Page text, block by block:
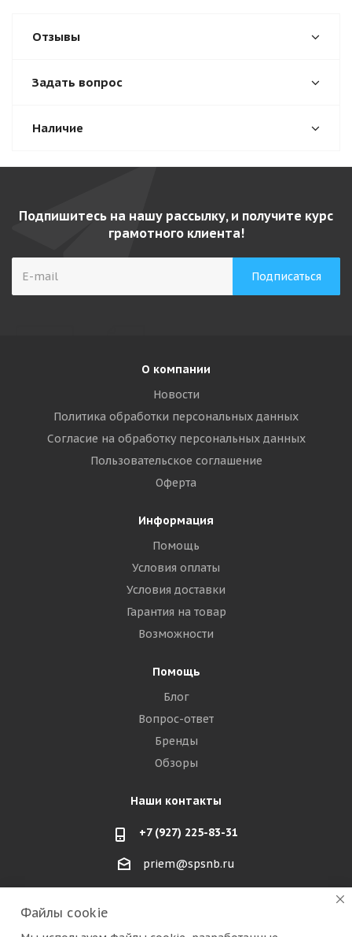
Отзывы
Задать вопрос
Наличие
Подпишитесь на нашу рассылку, и получите курс
грамотного клиента!
О компании
Новости
Политика обработки персональных данных
Согласие на обработку персональных данных
Пользовательское соглашение
Оферта
Информация
Помощь
Условия оплаты
Условия доставки
Гарантия на товар
Возможности
Помощь
Блог
Вопрос-ответ
Бренды
Обзоры
Наши контакты
+7 (927) 225-83-31
priem@spsnb.ru
г. Александров (Владимирская область)
Файлы cookie